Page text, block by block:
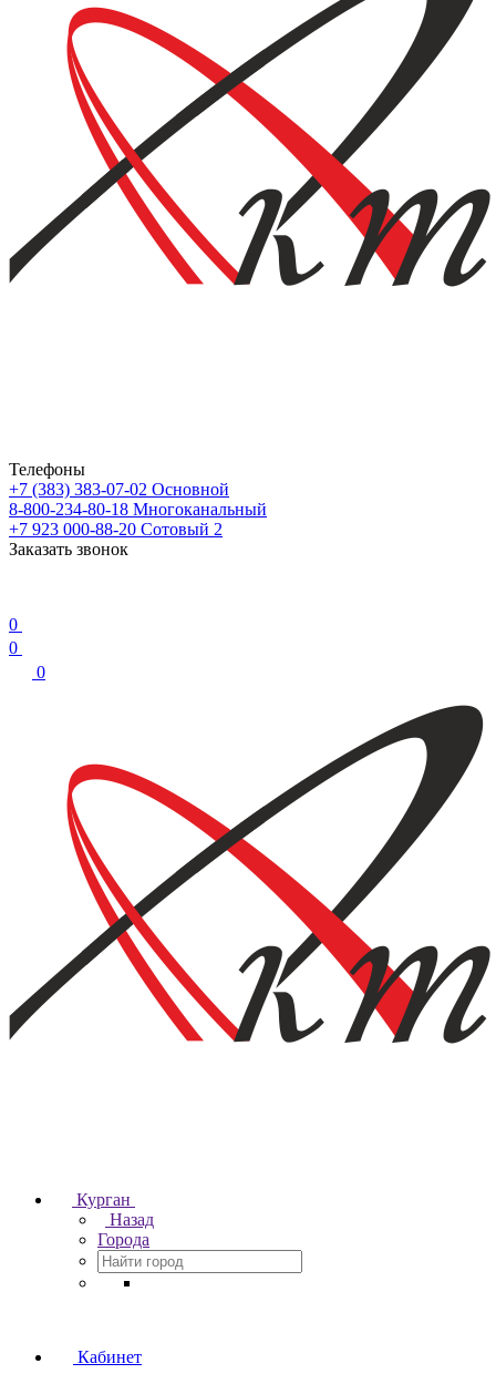
Телефоны
+7 (383) 383-07-02 Основной
8-800-234-80-18 Многоканальный
+7 923 000-88-20 Сотовый 2
Заказать звонок
0
0
0
Курган
Назад
Города
Кабинет